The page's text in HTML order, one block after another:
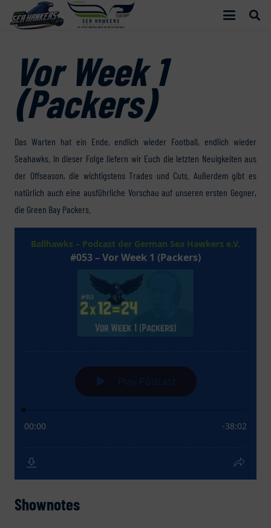
Vor Week 1
(Packers)
Das Warten hat ein Ende, endlich wieder Football, endlich wieder
Seahawks. In dieser Folge liefern wir Euch die letzten Neuigkeiten aus
der Offseason, die wichtigstens Trades und Cuts. Außerdem gibt es
natürlich auch eine ausführliche Vorschau auf unseren ersten Gegner,
die Green Bay Packers.
Shownotes